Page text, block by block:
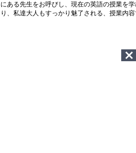
にある先生をお呼びし、現在の英語の授業を
り、私達大人もすっかり魅了される、授業内容